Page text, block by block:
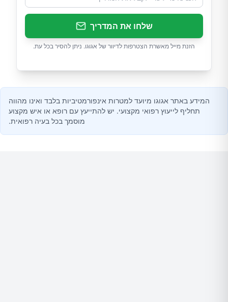
שלחו את המדריך
הזנת מייל מאשרת הצטרפות לדיוור של אגוגו. ניתן להסיר בכל עת.
המידע באתר אגוגו מיועד למטרות אינפורמטיביות בלבד ואינו מהווה
תחליף לייעוץ רפואי מקצועי. יש להתייעץ עם רופא או איש מקצוע
מוסמך בכל בעיה רפואית.